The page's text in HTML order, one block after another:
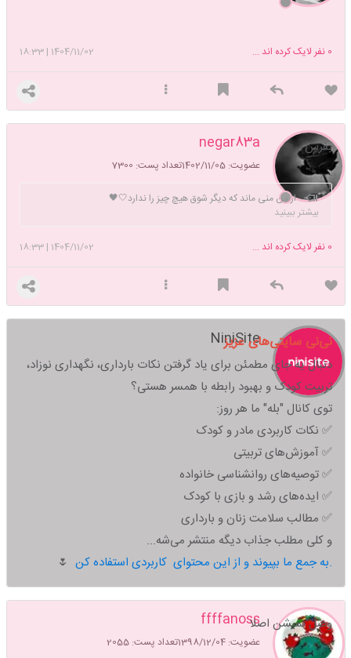
1404/11/02
|
18:33 0 نفر لایک کرده اند ...
negar83a
عضویت: 1402/11/05 تعداد پست: 7300
بفرس
از من منی ماند که دیگر شوق هیچ چیز را ندارد🤍🖤
بیشتر ببینید
1404/11/02
|
18:33 0 نفر لایک کرده اند ...
NiniSite
نی‌نی سایتی‌های عزیز
دنبال یه جای مطمئن برای یاد گرفتن نکات بارداری، نگهداری نوزاد،
تربیت کودک و بهبود رابطه با همسر هستی؟
توی کانال "بله" ما هر روز:
✅ نکات کاربردی مادر و کودک
✅ آموزش‌های تربیتی
✅ توصیه‌های روانشناسی خانواده
✅ ایده‌های رشد و بازی با کودک
✅ مطالب سلامت زنان و بارداری
و کلی مطلب جذاب دیگه منتشر می‌شه...
به جمع ما بپیوند و از این محتوای کاربردی استفاده کن.
🌷
ffffanoss
عضویت: 1398/12/04 تعداد پست: 2055
وصل نمیشن اصلا